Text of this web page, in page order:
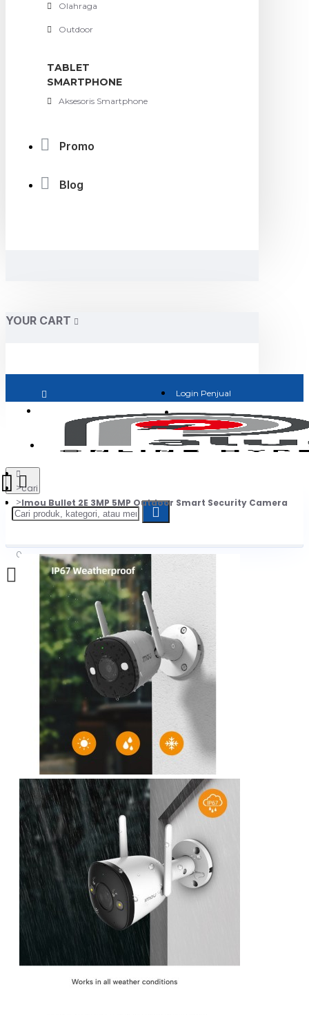
Olahraga
Outdoor
TABLET
SMARTPHONE
Aksesoris Smartphone
Promo
Blog
YOUR CART
Login Penjual
Jadi Penjual
0
Daftar belanja Anda kosong!
cari
Imou Bullet 2E 3MP 5MP Outdoor Smart Security Camera